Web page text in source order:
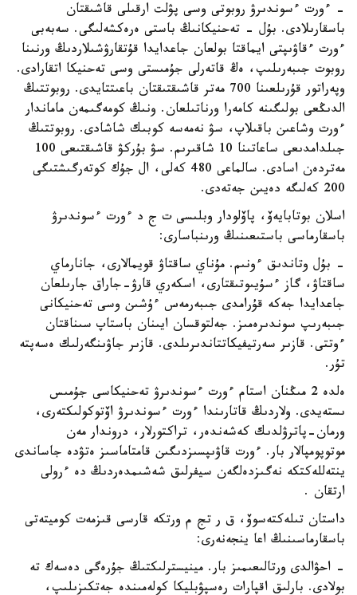
- ءورت ءسوندىرۋ روبوتى وسى پۋلت ارقىلى قاشىقتان
باسقارىلادى. بۇل - تەحنيكانىڭ باستى ەرەكشەلىگى. سەبەبى
ءورت ءقاۋىپتى ايماقتا بولعان جاعدايدا قۇتقارۋشىلاردىڭ ورنىنا
روبوت جىبەرىلىپ، ەڭ قاتەرلى جۇمىستى وسى تەحنيكا اتقارادى.
وپەراتور قۇرىلعىنا 700 مەتر قاشىقتىقتان باعىتتايدى. روبوتتىڭ
الدىڭعى بولىگىنە كامەرا ورناتىلعان. ونىڭ كومەگىمەن ماماندار
ءورت وشاعىن باقىلاپ، سۋ نەمەسە كوبىك شاشادى. روبوتتىڭ
جىلدامدىعى ساعاتىنا 10 شاقىرىم. سۋ بۇركۋ قاشىقتىعى 100
مەتردەن اسادى. سالماعى 480 كەلى، ال جۇك كوتەرگىشتىگى
200 كەلىگە دەيىن جەتەدى.
اسلان بوتابايەۆ، پاۆلودار وبلىسى ت ج د ءورت ءسوندىرۋ
باسقارماسى باستىعىنىڭ ورىنباسارى:
- بۇل وتاندىق ءونىم. مۇناي ساقتاۋ قويمالارى، جانارماي
ساقتاۋ، گاز ءسۇيىوتىقتارى، اسكەري قارۋ-جاراق جارىلعان
جاعدايدا جەكە قۇرامدى جىبەرمەس ءۇشىن وسى تەحنيكانى
جىبەرىپ سوندىرەمىز. جەلتوقسان ايىنان باستاپ سىناقتان
ءوتتى. قازىر سەرتيفيكاتتاندىرىلدى. قازىر جاۋىنگەرلىك ەسەپتە
تۇر.
ەلدە 2 مىڭنان استام ءورت ءسوندىرۋ تەحنيكاسى جۇمىس
ىستەيدى. ولاردىڭ قاتارىندا ءورت ءسوندىرۋ اۆتوكولىكتەرى،
ورمان-پاترۋلدىك كەشەندەر، تراكتورلار، دروندار مەن
موتوپومپالار بار. ءورت قاۋىپسىزدىگىن قامتاماسىز ەتۋدە جاساندى
ينتەللەكتكە نەگىزدەلگەن سيفرلىق شەشىمدەردىڭ دە ءرولى
ارتقان .
داستان تىلەكتەسوۆ، ق ر تج م ورتكە قارسى قىزمەت كوميتەتى
باسقارماسىنىڭ اعا ينجەنەرى:
- احۋالدى ورتالىعىمىز بار. مينيسترلىكتىڭ جۇرەگى دەسەك تە
بولادى. بارلىق اقپارات رەسپۋبليكا كولەمىندە جەتكىزىلىپ،